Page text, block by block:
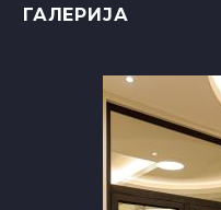
ГАЛЕРИЈА